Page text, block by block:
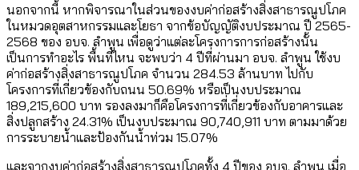
นอกจากนี้ หากพิจารณาในส่วนของงบค่าก่อสร้างสิ่งสาธารณูปโภค
ในหมวดอุตสาหกรรมและโยธา จากข้อบัญญัติงบประมาณ ปี 2565-
2568 ของ อบจ. ลำพูน เพื่อดูว่าแต่ละโครงการการก่อสร้างนั้น
เป็นการทำอะไร พื้นที่ไหน จะพบว่า 4 ปีที่ผ่านมา อบจ. ลำพูน ใช้งบ
ค่าก่อสร้างสิ่งสาธารณูปโภค จำนวน 284.53 ล้านบาท ไปกับ
โครงการที่เกี่ยวข้องกับถนน 50.69% หรือเป็นงบประมาณ
189,215,600 บาท รองลงมาก็คือโครงการที่เกี่ยวข้องกับอาคารและ
สิ่งปลูกสร้าง 24.31% เป็นงบประมาณ 90,740,911 บาท ตามมาด้วย
การระบายน้ำและป้องกันน้ำท่วม 15.07%
และจากงบค่าก่อสร้างสิ่งสาธารณูปโภคทั้ง 4 ปีของ อบจ. ลำพูน เมื่อ